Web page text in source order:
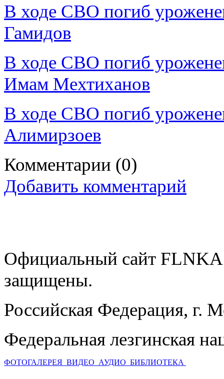
В ходе СВО погиб
Гамидов
В ходе СВО погиб
Имам Мехтиханов
В ходе СВО погиб
Алимирзоев
Комментарии (0)
Добавить комментарий
Официальный сайт
защищены.
Российская Федерация, г.
Федеральная лезгинская
ФОТОГАЛЕРЕЯ ВИДЕО АУДИО БИБЛИОТЕКА